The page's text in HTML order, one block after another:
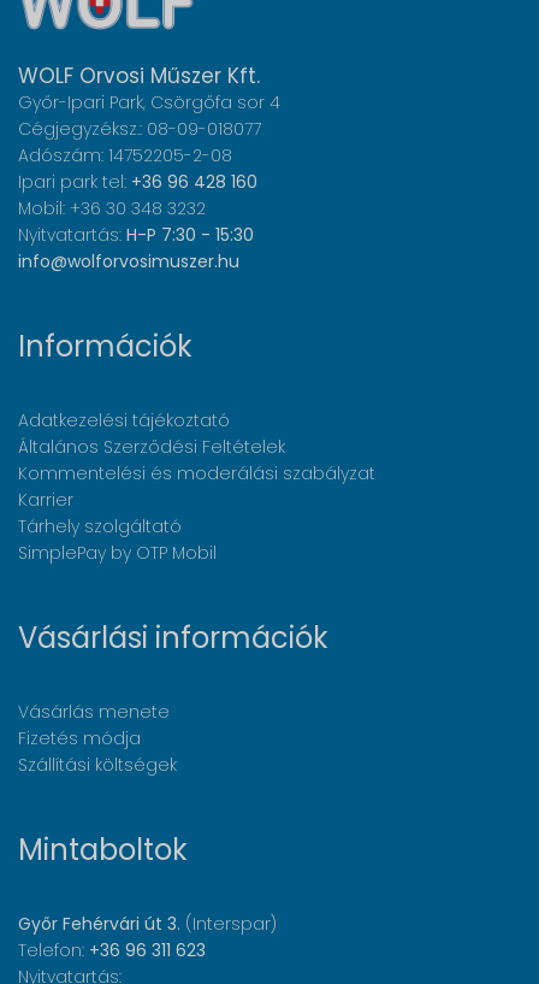
WOLF Orvosi Műszer Kft.
Győr-Ipari Park, Csörgőfa sor 4
Cégjegyzéksz.: 08-09-018077
Adószám: 14752205-2-08
Ipari park tel: +36 96 428 160
Mobil: +36 30 348 3232
Nyitvatartás: H-P 7:30 - 15:30
info@wolforvosimuszer.hu
Információk
Adatkezelési tájékoztató
Általános Szerződési Feltételek
Kommentelési és moderálási szabályzat
Karrier
Tárhely szolgáltató
SimplePay by OTP Mobil
Vásárlási információk
Vásárlás menete
Fizetés módja
Szállítási költségek
Mintaboltok
Győr Fehérvári út 3. (Interspar)
Telefon: +36 96 311 623
Nyitvatartás: